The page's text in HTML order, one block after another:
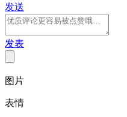
发送
发表
图片
表情